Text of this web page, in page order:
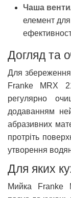
Чаша
елемент для
Догляд та
Для збереження
Franke MRX
регулярно
додаванням
абразивних
протріть
утворення
Для яких
Мийка Franke